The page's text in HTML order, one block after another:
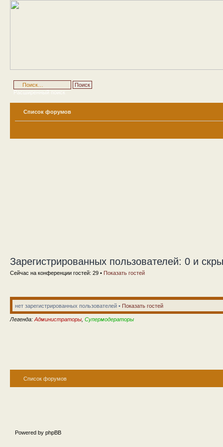
Расширенный поиск
Список форумов
Зарегистрированных пользователей: 0 и
Сейчас на конференции гостей: 29 • Показать гостей
нет зарегистрированных пользователей • Показать гостей
Легенда: Администраторы Супермодераторы
Список форумов
Powered by phpBB